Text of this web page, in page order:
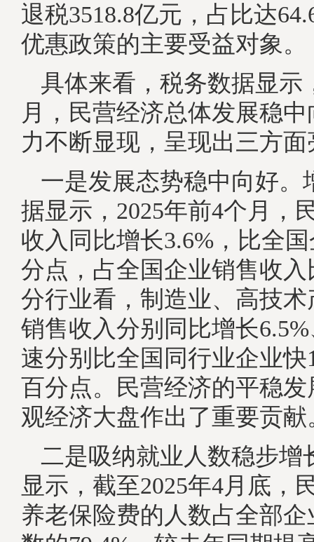
退税3518.8亿元，占比达
优惠政策的主要受益对象。
具体来看，税务数据显示
月，民营经济总体发展稳
力不断显现，呈现出三方面
一是发展态势稳中向好。
据显示，2025年前4个月，
收入同比增长3.6%，比全
分点，占全国企业销售收入
分行业看，制造业、高技
销售收入分别同比增长
速分别比全国同行业企业快
百分点。民营经济的平稳
观经济大盘作出了重要贡献
二是吸纳就业人数稳步增
显示，截至2025年4月底，
养老保险费的人数占全部